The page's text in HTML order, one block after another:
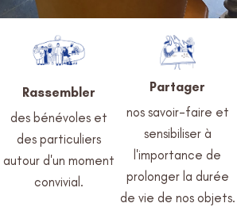
Rassembler
des bénévoles et
des particuliers
autour d'un moment
convivial.
Partager
nos savoir-faire et
sensibiliser à
l'importance de
prolonger la durée
de vie de nos objets.